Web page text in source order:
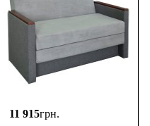
11 915грн.